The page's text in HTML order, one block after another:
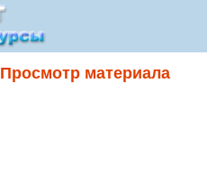
Просмотр материала